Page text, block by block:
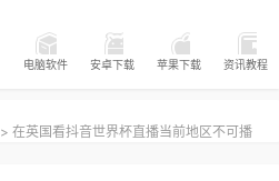
电脑软件 安卓下载 苹果下载 资讯教程
> 在英国看抖音世界杯直播当前地区不可播